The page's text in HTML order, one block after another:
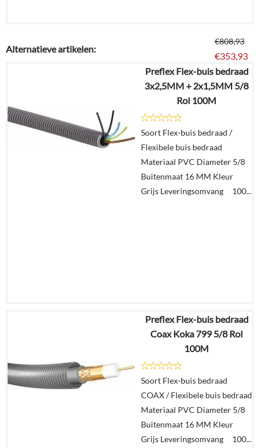
€808,93
€353,93
Details
winkelmand
Alternatieve artikelen:
Preflex Flex-buis bedraad
3x2,5MM + 2x1,5MM 5/8
Rol 100M
Soort Flex-buis bedraad /
Flexibele buis bedraad
Materiaal PVC Diameter 5/8
Buitenmaat 16 MM Kleur
Grijs Leveringsomvang 100...
€808,93
€353,93
In
winkelmand
Preflex Flex-buis bedraad
Coax Koka 799 5/8 Rol
100M
Soort Flex-buis bedraad
COAX / Flexibele buis bedraad
Materiaal PVC Diameter 5/8
Buitenmaat 16 MM Kleur
Grijs Leveringsomvang 100...